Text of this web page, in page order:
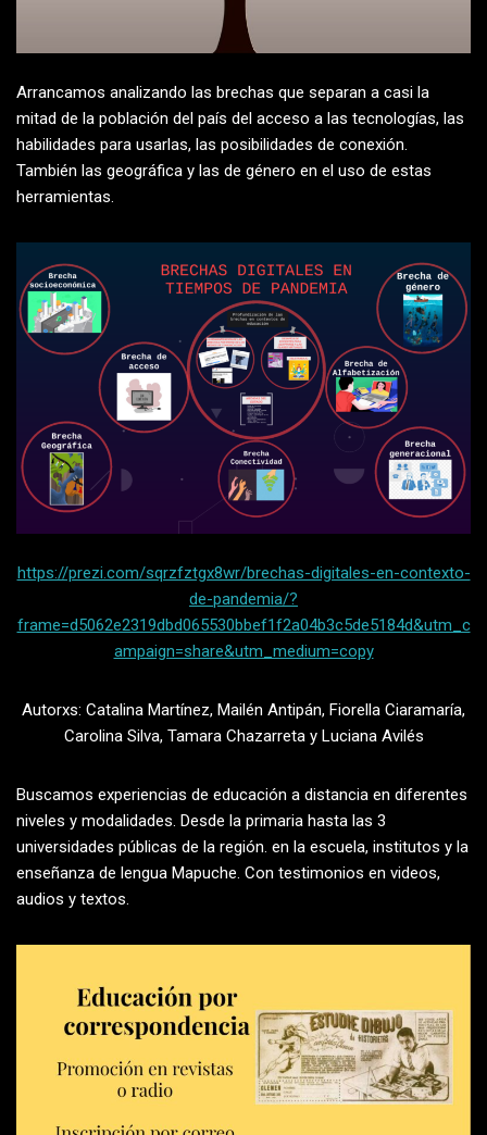
Arrancamos analizando las brechas que separan a casi la
mitad de la población del país del acceso a las tecnologías, las
habilidades para usarlas, las posibilidades de conexión.
También las geográfica y las de género en el uso de estas
herramientas.
https://prezi.com/sqrzfztgx8wr/brechas-digitales-en-contexto-
de-pandemia/?
frame=d5062e2319dbd065530bbef1f2a04b3c5de5184d&utm_c
ampaign=share&utm_medium=copy
Autorxs: Catalina Martínez, Mailén Antipán, Fiorella Ciaramaría,
Carolina Silva, Tamara Chazarreta y Luciana Avilés
Buscamos experiencias de educación a distancia en diferentes
niveles y modalidades. Desde la primaria hasta las 3
universidades públicas de la región. en la escuela, institutos y la
enseñanza de lengua Mapuche. Con testimonios en videos,
audios y textos.